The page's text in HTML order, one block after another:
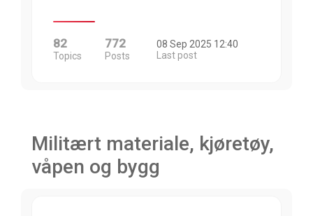
82
Topics
772
Posts
08 Sep 2025 12:40
Last post
Militært materiale, kjøretøy,
våpen og bygg